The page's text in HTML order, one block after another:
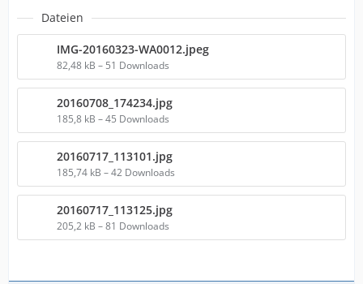
Dateien
IMG-20160323-WA0012.jpeg
82,48 kB – 51 Downloads
20160708_174234.jpg
185,8 kB – 45 Downloads
20160717_113101.jpg
185,74 kB – 42 Downloads
20160717_113125.jpg
205,2 kB – 81 Downloads